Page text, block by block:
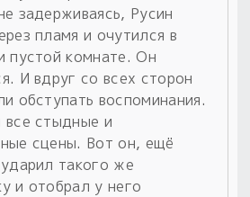
задерживаясь, Русин
пламя и очутился в
пустой комнате. Он
И вдруг со всех сторон
обступать воспоминания.
стыдные и
сцены. Вот он, ещё
такого же
и отобрал у него